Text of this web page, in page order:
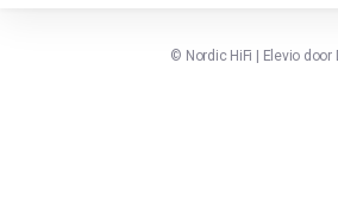
© Nordic HiFi Elevio door